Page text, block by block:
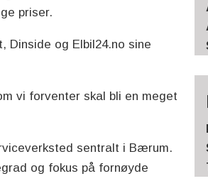
priser.
Dinside og Elbil24.no sine
vi forventer skal bli en meget
sentralt i Bærum.
og fokus på fornøyde